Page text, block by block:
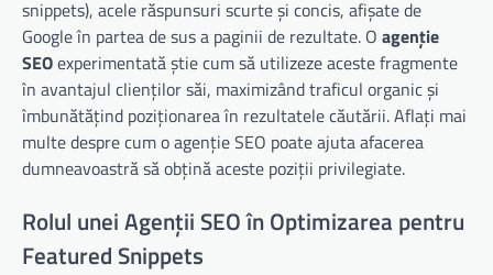
snippets), acele răspunsuri scurte și concis, afișate de
Google în partea de sus a paginii de rezultate. O agenție
SEOexperimentată știe cum să utilizeze aceste fragmente
în avantajul clienților săi, maximizând traficul organic și
îmbunătățind poziționarea în rezultatele căutării. Aflați mai
multe despre cum o agenție SEO poate ajuta afacerea
dumneavoastră să obțină aceste poziții privilegiate.
Rolul unei Agenții SEO în Optimizarea pentru
Featured Snippets